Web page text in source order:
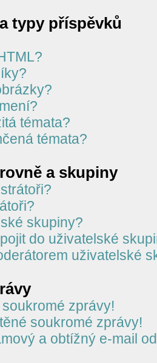
typy příspěvků
témata?
témata?
a skupiny
skupiny?
do uživatelské
uživatelské
zprávy!
soukromé zprávy!
a obtížný e-mail